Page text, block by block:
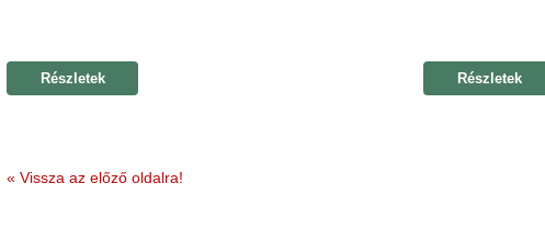
Részletek Részletek
« Vissza az előző oldalra!